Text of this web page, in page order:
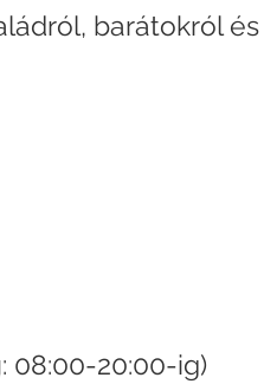
barátokról
: 08:00-20:00-ig)